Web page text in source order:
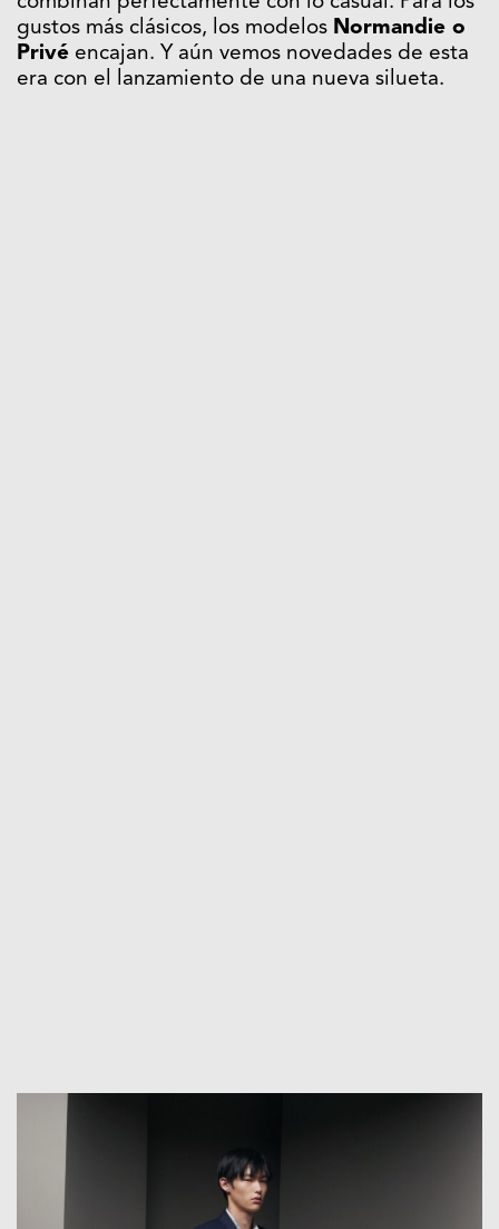
gustos más clásicos, los modelos Normandie o
Privé encajan. Y aún vemos novedades de esta
era con el lanzamiento de una nueva silueta.